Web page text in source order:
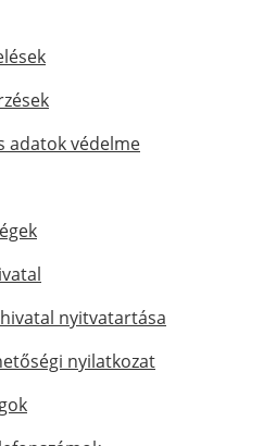
adatok védelme
nyitvatartása
nyilatkozat